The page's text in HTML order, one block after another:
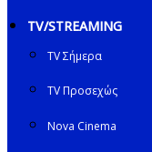
TV/STREAMING
TV Σήμερα
TV Προσεχώς
Nova Cinema